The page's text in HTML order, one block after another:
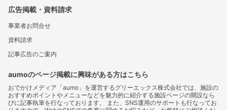
広告掲載・資料請求
事業者お問合せ
資料請求
記事広告のご案内
aumoのページ掲載に興味がある方はこちら
おでかけメディア「aumo」を運営するグリーエックス株式会社では、施設の
おすすめポイントやメニューなどを魅力的に紹介する施設ページの開設なら
びに記事執筆を行なっております。 また、SNS運用のサポートも行なってお